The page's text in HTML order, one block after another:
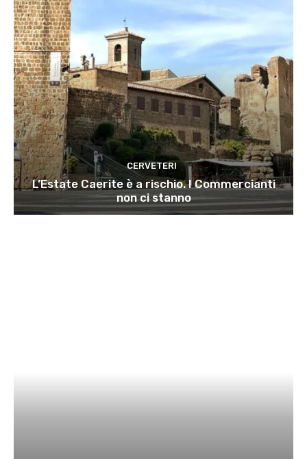
CERVETERI
L’Estate Caerite è a rischio. I Commercianti
non ci stanno